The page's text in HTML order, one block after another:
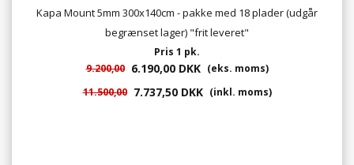
Kapa Mount 5mm 300x140cm - pakke med 18 plader (udgår
begrænset lager) "frit leveret"
Pris 1 pk.
9.200,00 6.190,00 DKK (eks. moms)
11.500,00 7.737,50 DKK (inkl. moms)